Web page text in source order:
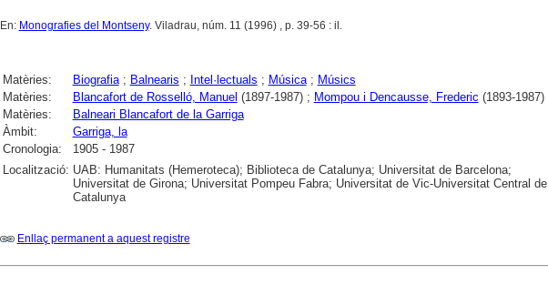
En: Monografies del Montseny. Viladrau, núm. 11 (1996) , p. 39-56 : il.
Matèries: Biografia; Balnearis ; Intel·lectuals ; Música; Músics
Matèries:
Blancafort de Rosselló, Manuel (1897-1987) ; Mompou i Dencausse, Frederic (1893-1987)
Matèries:
Balneari Blancafort de la Garriga
Àmbit:
Garriga, la
Cronologia:
1905 - 1987
Localització: UAB: Humanitats (Hemeroteca); Biblioteca de Catalunya; Universitat de Barcelona;
Universitat de Girona; Universitat Pompeu Fabra; Universitat de Vic-Universitat Central de
Catalunya
Enllaç permanent a aquest registre